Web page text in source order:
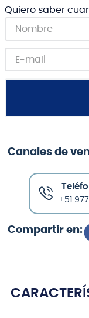
Quiero saber
Canales de
+51